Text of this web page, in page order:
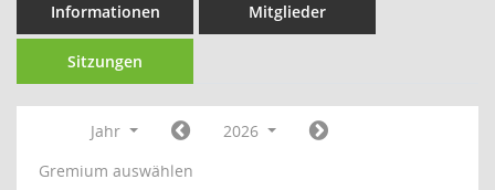
Informationen Mitglieder
Sitzungen
Jahr
2026
Gremium auswählen